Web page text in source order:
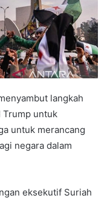
langkah
Trump untuk
untuk merancang
negara dalam
eksekutif Suriah